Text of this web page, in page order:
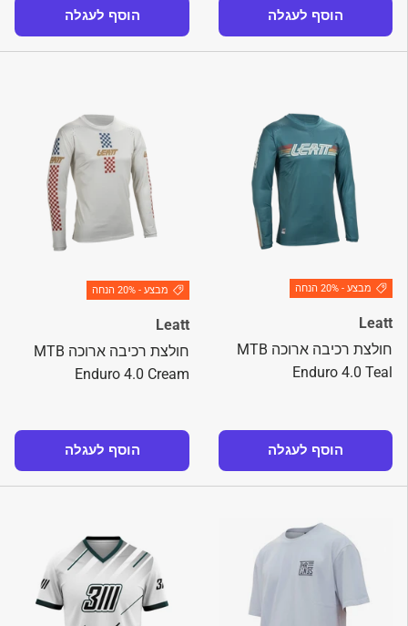
הוסף לעגלה הוסף לעגלה
מבצע - 20% הנחה
Leatt
חולצת רכיבה ארוכה MTB
Enduro 4.0 Teal
הוסף לעגלה
מבצע - 20% הנחה
Leatt
חולצת רכיבה ארוכה MTB
Enduro 4.0 Cream
הוסף לעגלה